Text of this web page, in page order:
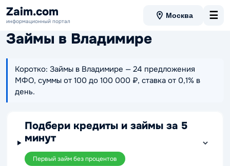
Zaim.com
информационный портал
Москва ☰
Займы в Владимире
Коротко: Займы в Владимире — 24 предложения
МФО, суммы от 100 до 100 000 ₽, ставка от 0,1% в
день.
Подбери кредиты и займы за 5
минут
Первый займ без процентов